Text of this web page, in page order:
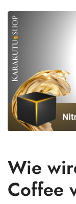
Wie
Coffee